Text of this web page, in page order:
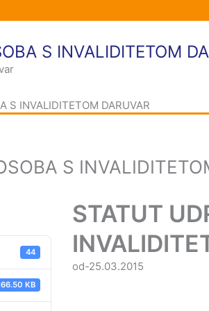
S INVALIDITETOM
S INVALIDITETOM DARUVAR
S
44
KB
STATUT
od-25.03.2015